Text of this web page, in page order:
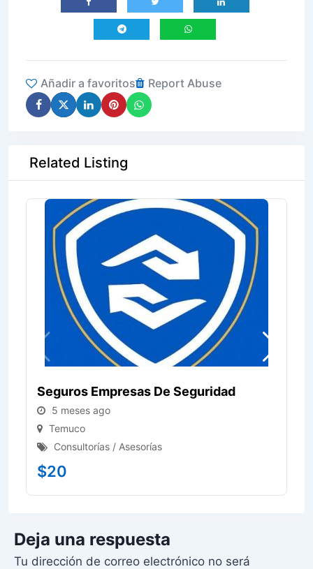
Añadir a favoritos Report Abuse
Related Listing
Seguros Empresas De Seguridad
5 meses ago
Temuco
Consultorías / Asesorías
$20
Deja una respuesta
Tu dirección de correo electrónico no será